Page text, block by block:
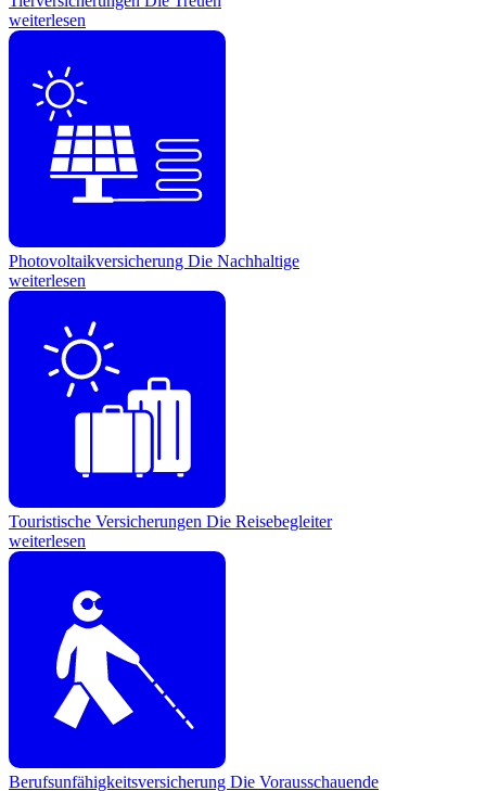
weiterlesen
Photovoltaikversicherung Die Nachhaltige
weiterlesen
Touristische Versicherungen Die Reisebegleiter
weiterlesen
Berufsunfähigkeitsversicherung Die Vorausschauende